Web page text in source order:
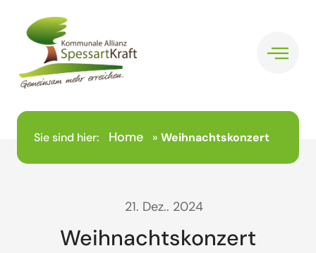
Sie sind hier: Home » Weihnachtskonzert
21. Dez.. 2024
Weihnachtskonzert